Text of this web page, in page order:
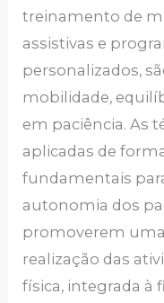
treinamento de
assistivas e
personalizados,
mobilidade,
em paciência. As
aplicadas de
fundamentais
autonomia dos
promoverem
realização das
física, integrada à